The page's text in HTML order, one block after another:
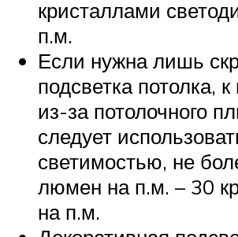
кристаллами
п.м.
Если нужна лишь
подсветка потолка,
из-за потолочного
следует
светимостью, не
люмен на п.м. – 30
на п.м.